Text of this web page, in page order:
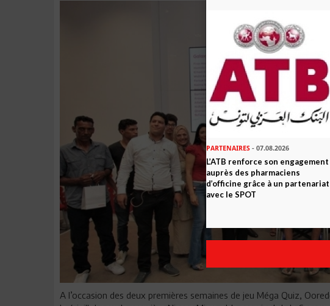
A l’occasion des deux premières semaines de jeu Méga Quiz,
PARTENAIRES - 07.08.2026
L’ATB renforce son engagement
auprès des pharmaciens
d’officine grâce à un partenariat
avec le SPOT